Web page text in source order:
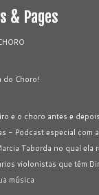
& Pages
do Choro!
e o choro antes e
- Podcast especial com a
Taborda no qual ela
violonistas que têm
música